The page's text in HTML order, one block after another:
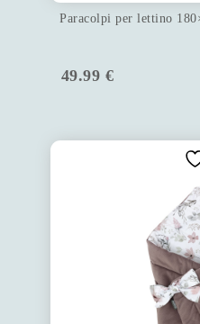
Paracolpi per lettino
49.99 €